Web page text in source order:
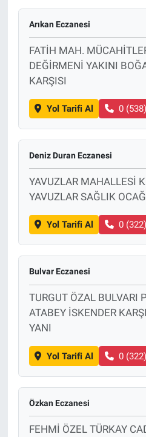
Arıkan Eczanesi
FATİH MAH.
DEĞİRMENİ YAKINI
KARŞISI
Yol Tarifi Al 0
Deniz Duran Eczanesi
YAVUZLAR MAHALLESİ
YAVUZLAR SAĞLIK
Yol Tarifi Al 0
Bulvar Eczanesi
TURGUT ÖZAL BULVARI
ATABEY İSKENDER
YANI
Yol Tarifi Al 0
Özkan Eczanesi
FEHMİ ÖZEL TÜRKAY